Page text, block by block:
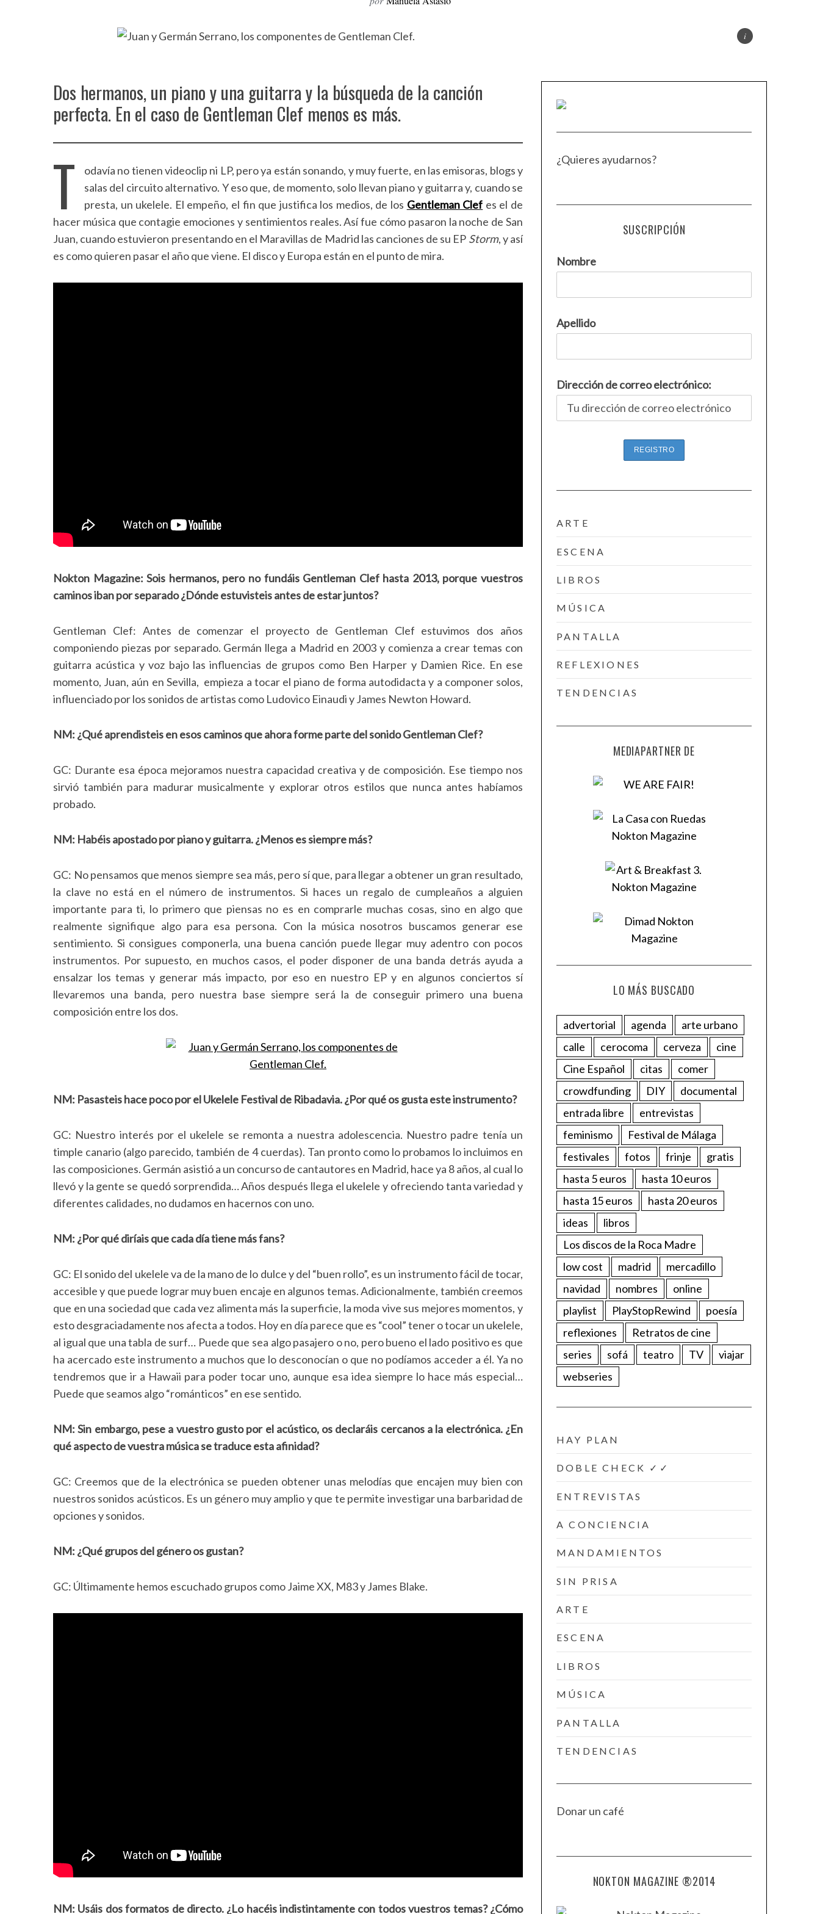
Dos hermanos, un piano y una guitarra y la búsqueda de la canción
perfecta. En el caso de Gentleman Clef menos es más.
T
odavía no tienen videoclip ni LP, pero ya están sonando, y muy fuerte, en las emisoras, blogs y
salas del circuito alternativo. Y eso que, de momento, solo llevan piano y guitarra y, cuando se
presta, un ukelele. El empeño, el fin que justifica los medios, de los Gentleman Clef es el de
hacer música que contagie emociones y sentimientos reales. Así fue cómo pasaron la noche de San
Juan, cuando estuvieron presentando en el Maravillas de Madrid las canciones de su EP Storm, y así
es como quieren pasar el año que viene. El disco y Europa están en el punto de mira.
Nokton Magazine: Sois hermanos, pero no fundáis Gentleman Clef hasta 2013, porque vuestros
caminos iban por separado ¿Dónde estuvisteis antes de estar juntos?
Gentleman Clef: Antes de comenzar el proyecto de Gentleman Clef estuvimos dos años
componiendo piezas por separado. Germán llega a Madrid en 2003 y comienza a crear temas con
guitarra acústica y voz bajo las influencias de grupos como Ben Harper y Damien Rice. En ese
momento, Juan, aún en Sevilla, empieza a tocar el piano de forma autodidacta y a componer solos,
influenciado por los sonidos de artistas como Ludovico Einaudi y James Newton Howard.
NM: ¿Qué aprendisteis en esos caminos que ahora forme parte del sonido Gentleman Clef?
GC: Durante esa época mejoramos nuestra capacidad creativa y de composición. Ese tiempo nos
sirvió también para madurar musicalmente y explorar otros estilos que nunca antes habíamos
probado.
NM: Habéis apostado por piano y guitarra. ¿Menos es siempre más?
GC: No pensamos que menos siempre sea más, pero sí que, para llegar a obtener un gran resultado,
la clave no está en el número de instrumentos. Si haces un regalo de cumpleaños a alguien
importante para ti, lo primero que piensas no es en comprarle muchas cosas, sino en algo que
realmente signifique algo para esa persona. Con la música nosotros buscamos generar ese
sentimiento. Si consigues componerla, una buena canción puede llegar muy adentro con pocos
instrumentos. Por supuesto, en muchos casos, el poder disponer de una banda detrás ayuda a
ensalzar los temas y generar más impacto, por eso en nuestro EP y en algunos conciertos sí
llevaremos una banda, pero nuestra base siempre será la de conseguir primero una buena
composición entre los dos.
NM: Pasasteis hace poco por el Ukelele Festival de Ribadavia. ¿Por qué os gusta este instrumento?
GC: Nuestro interés por el ukelele se remonta a nuestra adolescencia. Nuestro padre tenía un
timple canario (algo parecido, también de 4 cuerdas). Tan pronto como lo probamos lo incluimos en
las composiciones. Germán asistió a un concurso de cantautores en Madrid, hace ya 8 años, al cual lo
llevó y la gente se quedó sorprendida… Años después llega el ukelele y ofreciendo tanta variedad y
diferentes calidades, no dudamos en hacernos con uno.
NM: ¿Por qué diríais que cada día tiene más fans?
GC: El sonido del ukelele va de la mano de lo dulce y del “buen rollo”, es un instrumento fácil de tocar,
accesible y que puede lograr muy buen encaje en algunos temas. Adicionalmente, también creemos
que en una sociedad que cada vez alimenta más la superficie, la moda vive sus mejores momentos, y
esto desgraciadamente nos afecta a todos. Hoy en día parece que es “cool” tener o tocar un ukelele,
al igual que una tabla de surf… Puede que sea algo pasajero o no, pero bueno el lado positivo es que
ha acercado este instrumento a muchos que lo desconocían o que no podíamos acceder a él. Ya no
tendremos que ir a Hawaii para poder tocar uno, aunque esa idea siempre lo hace más especial…
Puede que seamos algo “románticos” en ese sentido.
NM: Sin embargo, pese a vuestro gusto por el acústico, os declaráis cercanos a la electrónica. ¿En
qué aspecto de vuestra música se traduce esta afinidad?
GC: Creemos que de la electrónica se pueden obtener unas melodías que encajen muy bien con
nuestros sonidos acústicos. Es un género muy amplio y que te permite investigar una barbaridad de
opciones y sonidos.
NM: ¿Qué grupos del género os gustan?
GC: Últimamente hemos escuchado grupos como Jaime XX, M83 y James Blake.
NM: Usáis dos formatos de directo. ¿Lo hacéis indistintamente con todos vuestros temas? ¿Cómo
¿Quieres ayudarnos?
SUSCRIPCIÓN
Nombre
Apellido
Dirección de correo electrónico:
ARTE
ESCENA
LIBROS
MÚSICA
PANTALLA
REFLEXIONES
TENDENCIAS
MEDIAPARTNER DE
LO MÁS BUSCADO
advertorial agenda
arte urbano
calle
cerocoma cerveza
cine
Cine Español
citas
comer
crowdfunding
DIY
documental
entrada libre
entrevistas
feminismo
Festival de Málaga
festivales
fotos frinje
gratis
hasta 5 euros
hasta 10 euros
hasta 15 euros
hasta 20 euros
ideas
libros
Los discos de la Roca Madre
low cost
madrid
mercadillo
navidad
nombres
online
playlist
PlayStopRewind
poesía
reflexiones
Retratos de cine
series
sofá teatro TV
viajar
webseries
HAY PLAN
DOBLE CHECK ✓✓
ENTREVISTAS
A CONCIENCIA
MANDAMIENTOS
SIN PRISA
ARTE
ESCENA
LIBROS
MÚSICA
PANTALLA
TENDENCIAS
Donar un café
NOKTON MAGAZINE ®2014
S
e
a
r
h
f
o
r